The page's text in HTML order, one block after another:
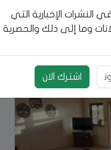
الإخبارية التي
وما إلى ذلك والحصرية
اشترك الان